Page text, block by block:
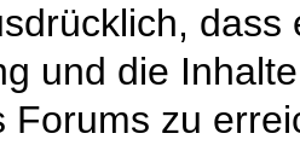
und die
Forums zu